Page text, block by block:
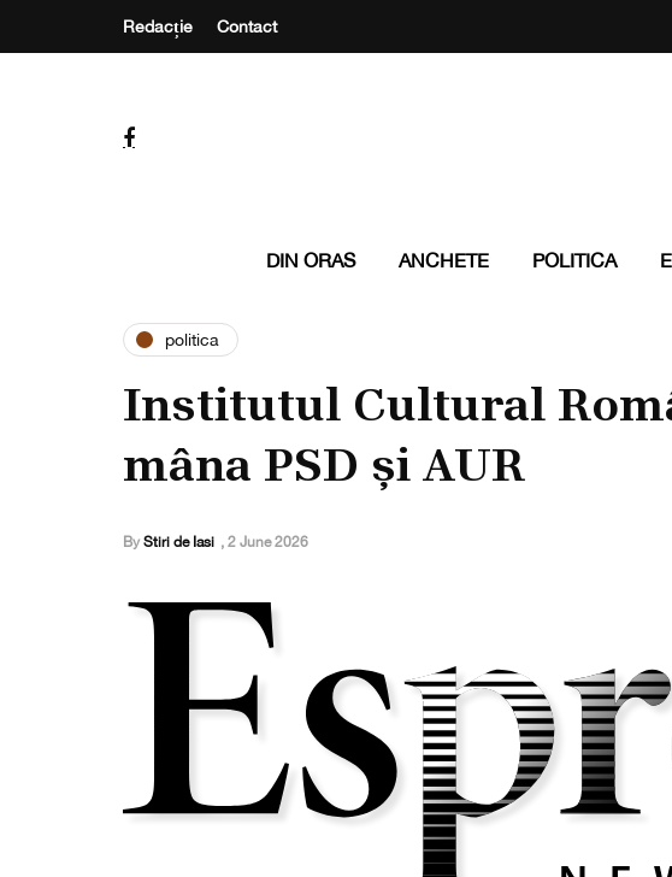
Redacție Contact
DIN ORAS ANCHETE POLITICA
politica
Institutul Cultural
mâna PSD și AUR
By Stiri de Iasi , 2 June 2026